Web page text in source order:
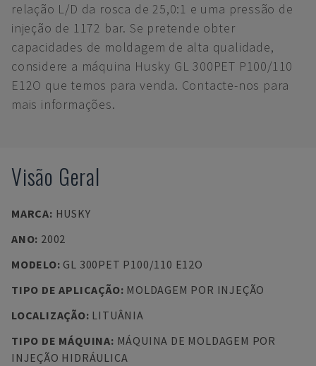
relação L/D da rosca de 25,0:1 e uma pressão de
injeção de 1172 bar. Se pretende obter
capacidades de moldagem de alta qualidade,
considere a máquina Husky GL 300PET P100/110
E12O que temos para venda. Contacte-nos para
mais informações.
Visão Geral
MARCA: HUSKY
ANO: 2002
MODELO: GL 300PET P100/110 E12O
TIPO DE APLICAÇÃO: MOLDAGEM POR INJEÇÃO
LOCALIZAÇÃO: LITUÂNIA
TIPO DE MÁQUINA: MÁQUINA DE MOLDAGEM POR
INJEÇÃO HIDRÁULICA